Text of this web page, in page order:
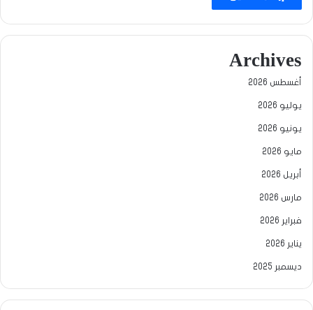
Archives
أغسطس 2026
يوليو 2026
يونيو 2026
مايو 2026
أبريل 2026
مارس 2026
فبراير 2026
يناير 2026
ديسمبر 2025